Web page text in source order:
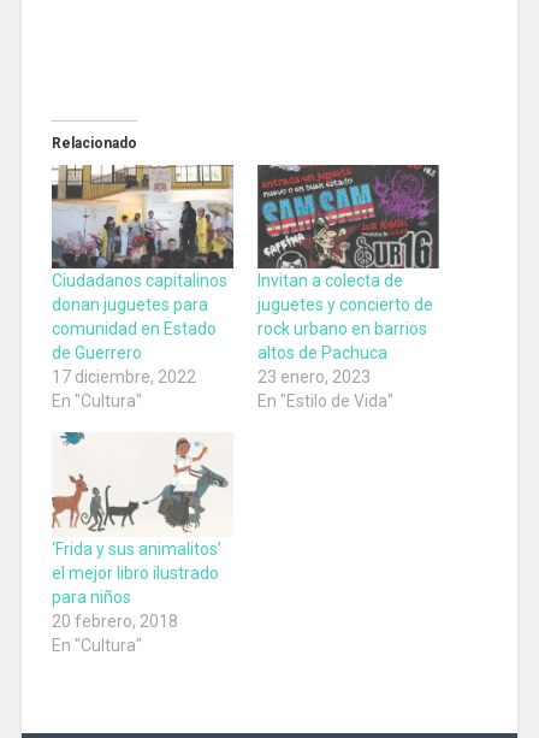
Relacionado
Ciudadanos capitalinos
donan juguetes para
comunidad en Estado
de Guerrero
17 diciembre, 2022
En "Cultura"
Invitan a colecta de
juguetes y concierto de
rock urbano en barrios
altos de Pachuca
23 enero, 2023
En "Estilo de Vida"
‘Frida y sus animalitos’
el mejor libro ilustrado
para niños
20 febrero, 2018
En "Cultura"